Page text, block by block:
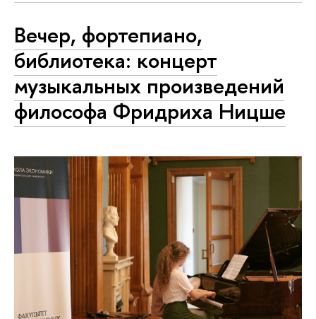
Вечер, фортепиано,
библиотека: концерт
музыкальных произведений
философа Фридриха Ницше